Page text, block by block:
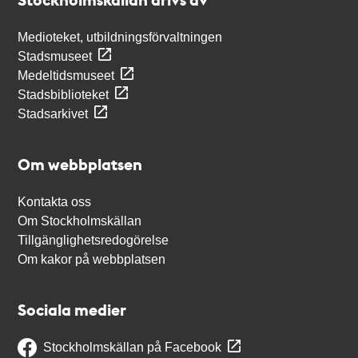
Medioteket, utbildningsförvaltningen
Stadsmuseet
Medeltidsmuseet
Stadsbiblioteket
Stadsarkivet
Om webbplatsen
Kontakta oss
Om Stockholmskällan
Tillgänglighetsredogörelse
Om kakor på webbplatsen
Sociala medier
Stockholmskällan på Facebook